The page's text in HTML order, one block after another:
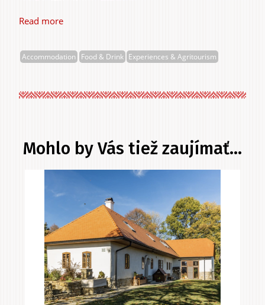
Read more
s.r.o.
Accommodation Food & Drink Experiences & Agritourism
Mohlo by Vás tiež zaujímať...